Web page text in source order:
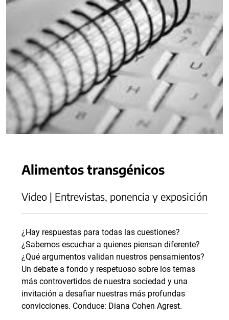
Alimentos transgénicos
Video | Entrevistas, ponencia y exposición
¿Hay respuestas para todas las cuestiones?
¿Sabemos escuchar a quienes piensan diferente?
¿Qué argumentos validan nuestros pensamientos?
Un debate a fondo y respetuoso sobre los temas
más controvertidos de nuestra sociedad y una
invitación a desafiar nuestras más profundas
convicciones. Conduce: Diana Cohen Agrest.